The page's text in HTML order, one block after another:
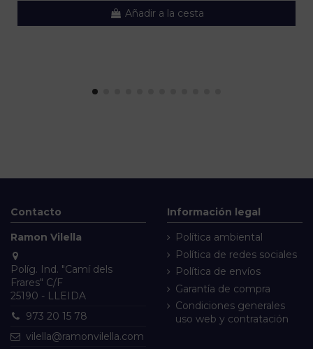
Añadir a la cesta
Contacto
Ramon Vilella
Políg. Ind. "Camí dels
Frares" C/F
25190 - LLEIDA
973 20 15 78
vilella@ramonvilella.com
Información legal
Política ambiental
Política de redes sociales
Política de envíos
Garantía de compra
Condiciones generales
uso web y contratación